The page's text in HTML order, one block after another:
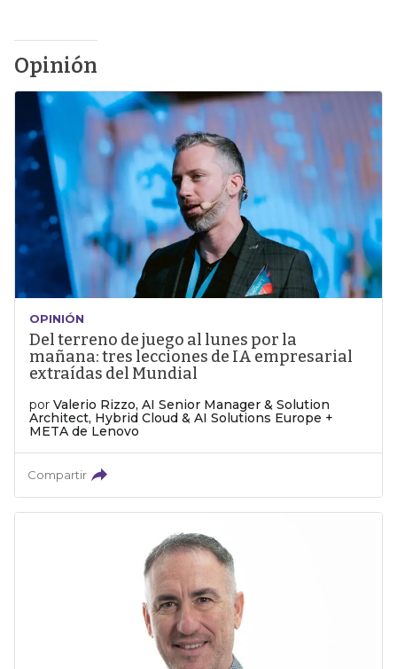
Opinión
OPINIÓN
Del terreno de juego al lunes por la
mañana: tres lecciones de IA empresarial
extraídas del Mundial
por Valerio Rizzo, AI Senior Manager & Solution
Architect, Hybrid Cloud & AI Solutions Europe +
META de Lenovo
Compartir